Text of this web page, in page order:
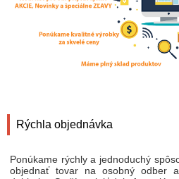
Rýchla objednávka
Ponúkame rýchly a jednoduchý
objednať tovar na osobný odber